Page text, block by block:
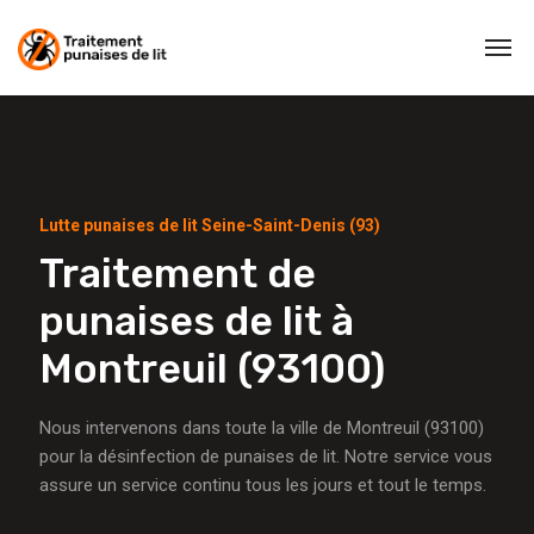
Lutte punaises de lit Seine-Saint-Denis (93)
Traitement de
punaises de lit à
Montreuil (93100)
Nous intervenons dans toute la ville de Montreuil (93100)
pour la désinfection de punaises de lit. Notre service vous
assure un service continu tous les jours et tout le temps.